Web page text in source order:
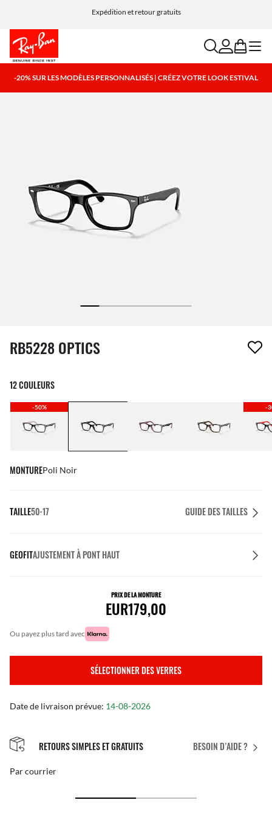
Expédition et retour gratuits
Choisissez Klarna et PayPal pour des options de paiement simples et flexibles
searchaccount
bag menu
-20% SUR LES MODÈLES PERSONNALISÉS | CRÉEZ VOTRE LOOK ESTIVAL
1 article a été retiré de votre liste de souhaits
RB5228 OPTICS
12 COULEURS
-50% -
MONTUREPoli Noir
TAILLE50-17 GUIDE DES TAILLES
GEOFITAJUSTEMENT À PONT HAUT
PRIX DE LA MONTURE
EUR179,00
ou payez plus tard avec
SÉLECTIONNER DES VERRES
Date de livraison prévue: 14-08-2026
BESOIN D’AIDE ?
RETOURS SIMPLES ET GRATUITS
Par courrier